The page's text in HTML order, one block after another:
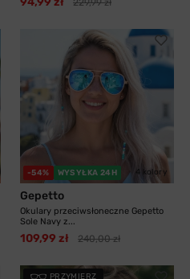
229,99 zł
-54% WYSYŁKA 24H 4 kolory
Gepetto
Okulary przeciwsłoneczne Gepetto
Sole Navy z...
109,99 zł 240,00 zł
PRZYMIERZ